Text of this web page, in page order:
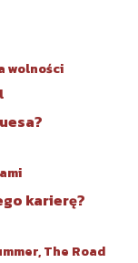
wolności
karierę?
The Road